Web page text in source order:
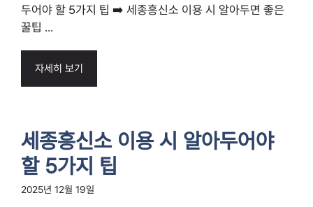
두어야 할 5가지 팁 ➡️ 세종흥신소 이용 시 알아두면 좋은
꿀팁 ...
자세히 보기
세종흥신소 이용 시 알아두어야
할 5가지 팁
2025년 12월 19일